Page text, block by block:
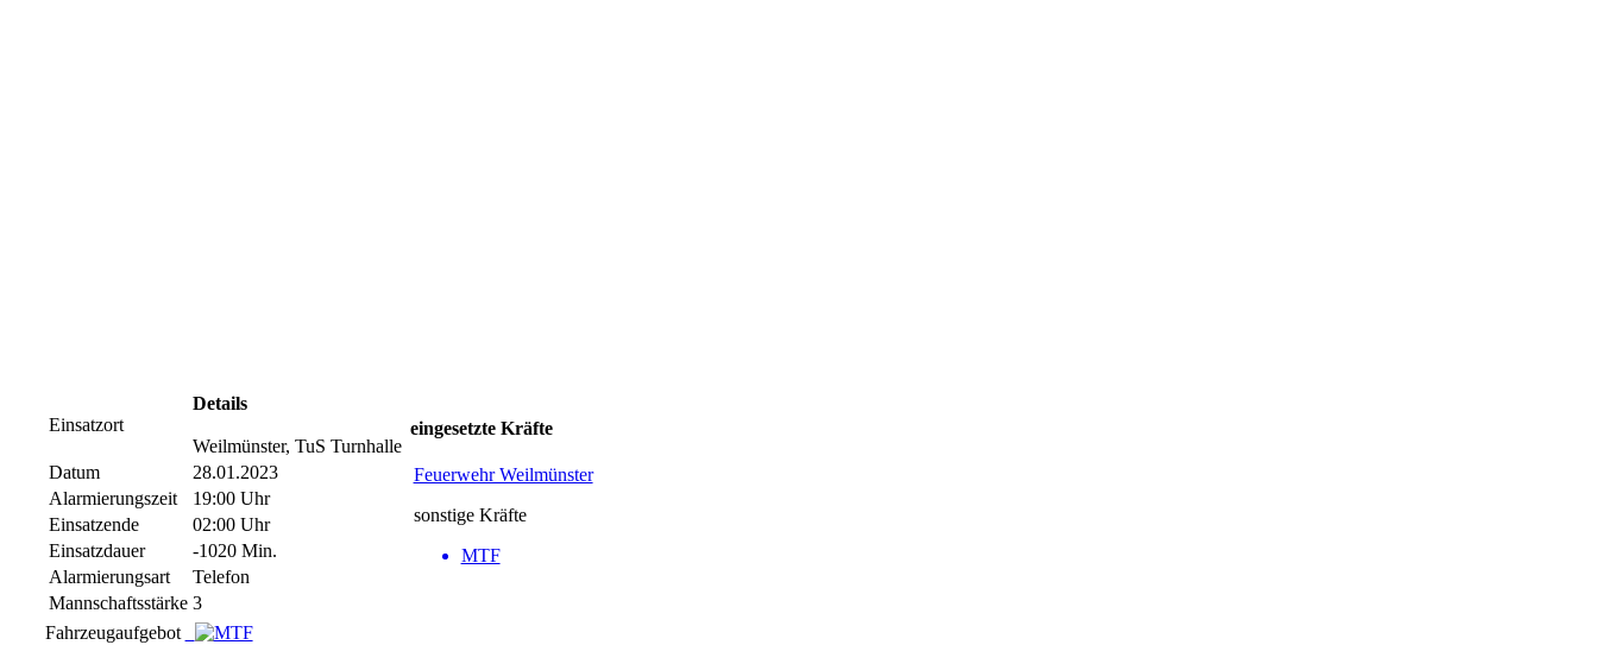
Einsatzort
Details
Weilmünster, TuS Turnhalle
Datum
28.01.2023
Alarmierungszeit
19:00 Uhr
Einsatzende
02:00 Uhr
Einsatzdauer
-1020 Min.
Alarmierungsart
Telefon
Mannschaftsstärke 3
eingesetzte Kräfte
Feuerwehr Weilmünster
sonstige Kräfte
MTF
Fahrzeugaufgebot